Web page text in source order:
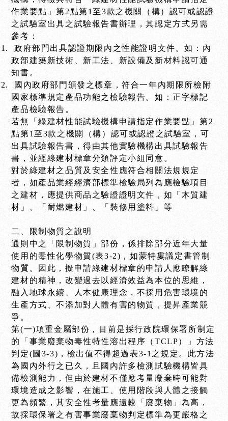
作業要點」第2點第1至3款之機關（構）認可或認證
之試驗室出具之試驗報告書辦理，其認定方式另需
參考：
政府部門出具認證期限內之性能證明文件。如：內
政部建築新技術、新工法、新設備及新材料認可通
知書。
國內政府部門頒發之標章，符合一年內期限所檢附
國家標準規定產品功能之檢驗報告。如：正字標記
產品檢驗報告。
若無「綠建材性能試驗機構申請指定作業要點」第2
點第1至3款之機關（構）認可或認證之試驗室，可
出具試驗報告書，得由其他實驗機構出具試驗報告
書，並經綠建材標章分類評定小組同意。
對於綠建材之品質及安全性應符合相關法規規定
者，如產品業經經濟部標準檢驗局列為應檢驗項目
之建材，應提供商品之驗證證明文件，如「木質建
材」、「耐燃建材」、「裝修用塗料」等
二、限制物質之說明
通則中之「限制物質」部份，係排除部分近年大量
使用的毒性化學物質(表3-2)，如蒙特婁議定書管制
物質。因此，擬申請綠建材標章的申請人應瞭解綠
建材的精神，改變過去以經濟效益為本位的思維，
融入地球永續、人本健康理念，不採用危害環境的
生產方式、不添加對人體有害的物質，提昇產業競
爭。
第(一)項重金屬部份，目前是採行政院環保署所制定
的「事業廢棄物毒性特性溶出程序（TCLP）」方法
判定(圖3-3)，檢出值不得超過表3-1之規定。此方法
為國內外行之已久，且國內許多檢測試驗機構皆具
備檢測能力，但由於建材不僅應考量廢棄時可能對
環境造成之影響，在施工、使用階段與人體之接觸
更為頻繁，其安全性考量應遠較「廢棄物」為高，
故採環保署之有害事業廢棄物判定標準為更嚴格之